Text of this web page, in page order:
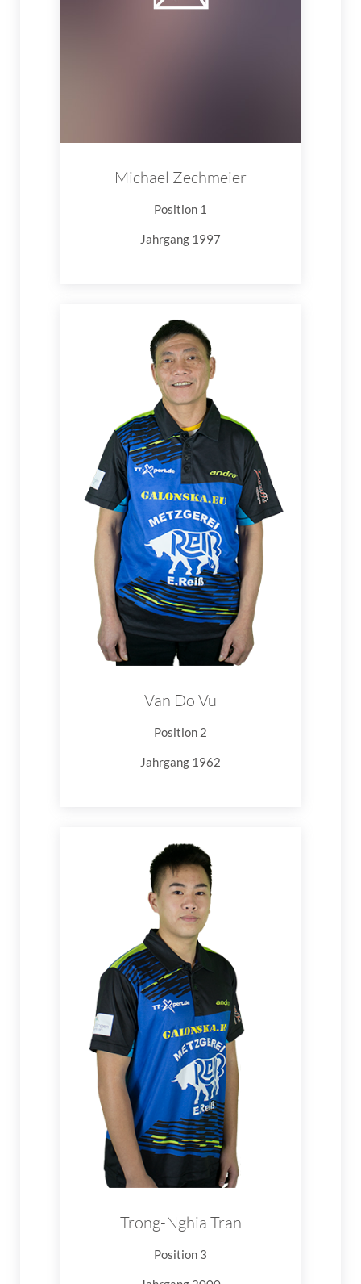
Michael Zechmeier
Position 1
Jahrgang 1997
Van Do Vu
Position 2
Jahrgang 1962
Trong-Nghia Tran
Position 3